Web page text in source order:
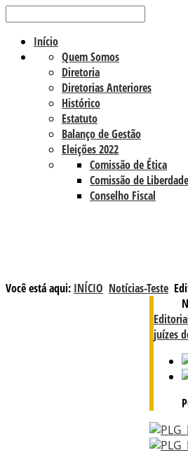
Início
Quem Somos
Diretoria
Diretorias Anteriores
Histórico
Estatuto
Balanço de Gestão
Eleições 2022
Comissão de Ética
Comissão de
Conselho Fiscal
Você está aqui: INÍCIO Notícias-Teste
juízes